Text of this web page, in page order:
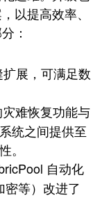
以提高效率、
：
展，可满足数
难恢复功能与
统之间提供至
。
自动化
等）改进了